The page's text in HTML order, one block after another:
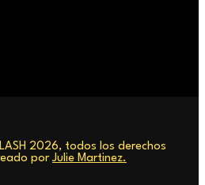
2026, todos los derechos
por Julie Martinez.